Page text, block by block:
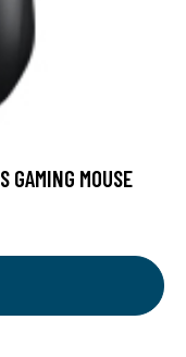
GAMING MOUSE